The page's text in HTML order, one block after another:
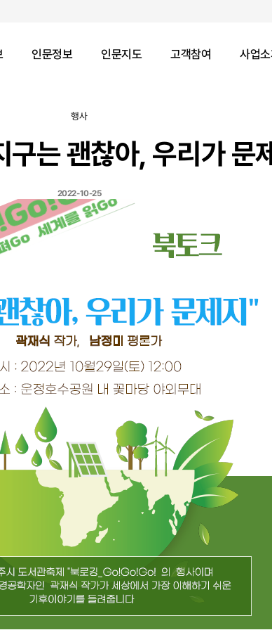
인문정보 인문지도 고객참여 사업
행사
구는 괜찮아, 우리가 문
2022-10-25